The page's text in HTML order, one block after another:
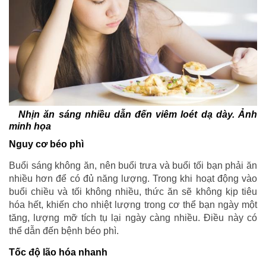
Nhịn ăn sáng nhiều dẫn đến viêm loét dạ dày. Ảnh
minh họa
Nguy cơ béo phì
Buổi sáng không ăn, nên buổi trưa và buổi tối bạn phải ăn
nhiều hơn để có đủ năng lượng. Trong khi hoạt động vào
buổi chiều và tối không nhiều, thức ăn sẽ không kịp tiêu
hóa hết, khiến cho nhiệt lượng trong cơ thể bạn ngày một
tăng, lượng mỡ tích tụ lại ngày càng nhiều. Điều này có
thể dẫn đến bệnh béo phì.
Tốc độ lão hóa nhanh